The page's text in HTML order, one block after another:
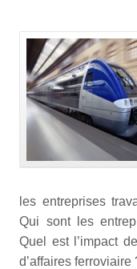
les entreprises
Qui sont les
Quel est l’impact
d’affaires